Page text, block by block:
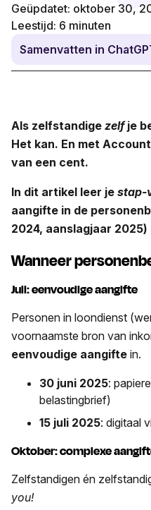
Geüpdatet: oktober 30,
Leestijd: 6 minuten
Samenvatten in
Als zelfstandige zelfje
Het kan. En met
van een cent.
In dit artikel leer je stap-
aangifte in de
2024, aanslagjaar 2025)
Wanneer
Juli: eenvoudige aangifte
Personen in loondienst
voornaamste bron van
eenvoudige aangifte in.
30 juni 2025:
belastingbrief)
15 juli 2025: digitaal
Oktober: complexe
Zelfstandigen én
you!